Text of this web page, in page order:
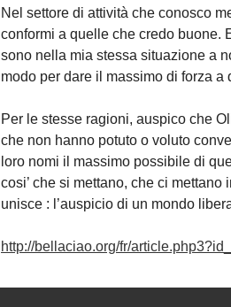
Nel settore di attività che conosco
conformi a quelle che credo buone.
sono nella mia stessa situazione a
modo per dare il massimo di forza a
Per le stesse ragioni, auspico che
che non hanno potuto o voluto
loro nomi il massimo possibile di
cosi’ che si mettano, che ci
unisce : l’auspicio di un mondo
http://bellaciao.org/fr/